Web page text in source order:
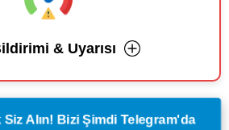
& Uyarısı
Alın! Bizi Şimdi Telegram'da